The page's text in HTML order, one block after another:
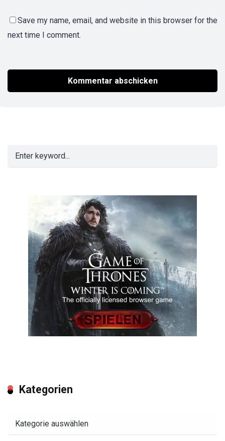
Save my name, email, and website in this browser for the
next time I comment.
Kategorien